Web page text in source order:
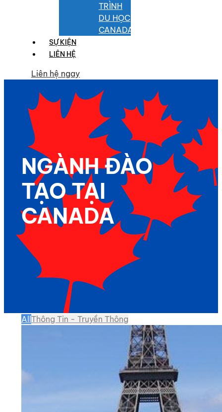
TRÌNH
DU HỌC
CANADA
SỰ KIỆN
LIÊN HỆ
Liên hệ ngay
NGÀNH ĐÀO
TẠO TẠI
CANADA
All Thông Tin - Truyền Thông